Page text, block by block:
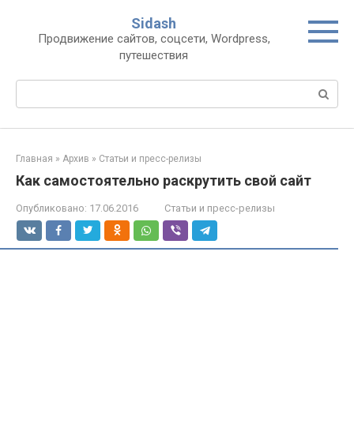
контенту
Sidash
Продвижение сайтов, соцсети, Wordpress,
путешествия
Главная » Архив » Статьи и пресс-релизы
Как самостоятельно раскрутить свой сайт
Опубликовано: 17.06.2016 Статьи и пресс-релизы